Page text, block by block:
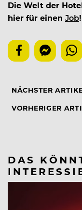
Die Welt der
hier für einen Job!
NÄCHSTER
VORHERIGER
DAS